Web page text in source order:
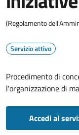
(Regolamento
Servizio attivo
Procedimento di
l'organizzazione di
Accedi al